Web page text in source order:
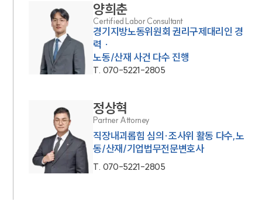
양희춘
Certified Labor Consultant
경기지방노동위원회 권리구제대리인 경
력 ·
노동/산재 사건 다수 진행
T. 070-5221-2805
정상혁
Partner Attorney
직장내괴롭힘 심의·조사위 활동 다수,노
동/산재/기업법무전문변호사
T. 070-5221-2805